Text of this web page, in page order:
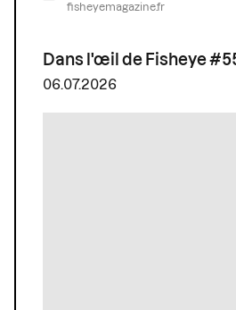
fisheyemagazine.fr
Dans l'œil de Fisheye
06.07.2026